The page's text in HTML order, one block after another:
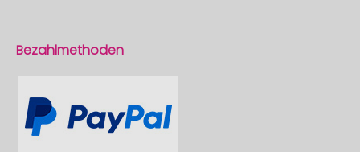
Bezahlmethoden